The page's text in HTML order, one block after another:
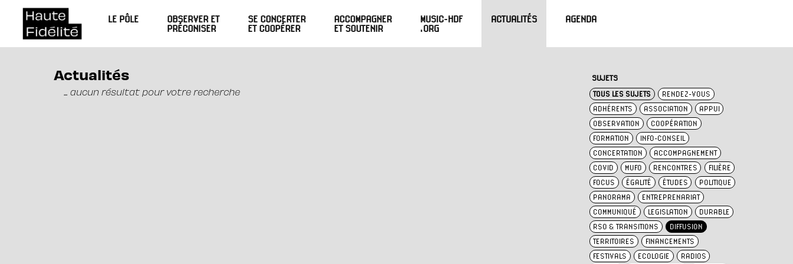
LE PÔLE
OBSERVER ET
PRÉCONISER
SE CONCERTER
ET COOPÉRER
ACCOMPAGNER
ET SOUTENIR
MUSIC-HDF
.ORG
ACTUALITÉS AGENDA
Actualités
... aucun résultat pour votre recherche
SUJETS
TOUS LES SUJETS
RENDEZ-VOUS
ADHÉRENTS
ASSOCIATION
APPUI
OBSERVATION
COOPÉRATION
FORMATION
INFO-CONSEIL
CONCERTATION
ACCOMPAGNEMENT
COVID
MUFO RENCONTRES
FILIÈRE
FOCUS
ÉGALITÉ ÉTUDES
POLITIQUE
PANORAMA
ENTREPRENARIAT
COMMUNIQUÉ
LEGISLATION
DURABLE
RSO & TRANSITIONS
DIFFUSION
TERRITOIRES
FINANCEMENTS
FESTIVALS
ECOLOGIE
RADIOS